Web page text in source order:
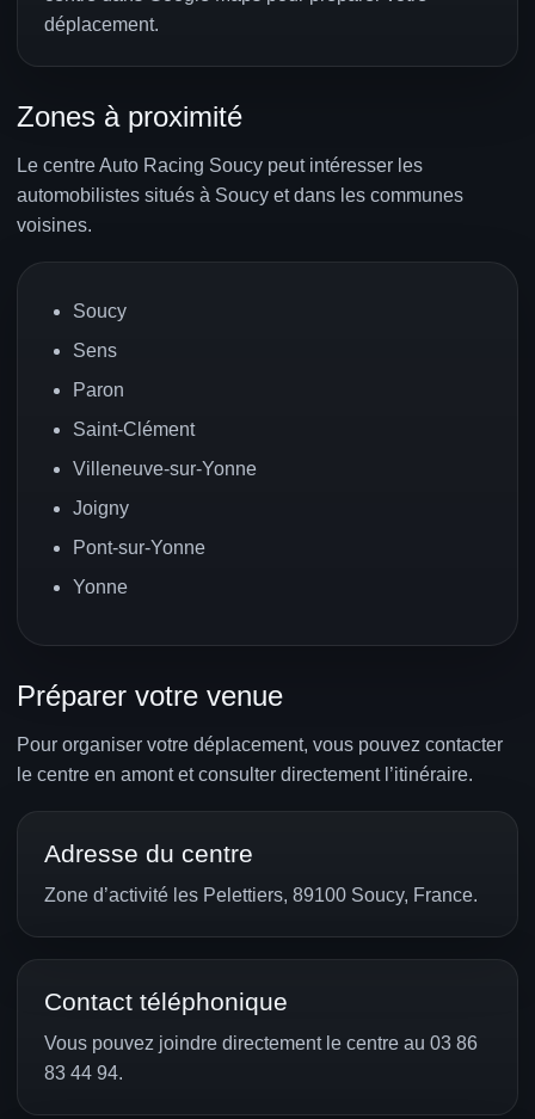
déplacement.
Zones à proximité
Le centre Auto Racing Soucy peut intéresser les
automobilistes situés à Soucy et dans les communes
voisines.
Soucy
Sens
Paron
Saint-Clément
Villeneuve-sur-Yonne
Joigny
Pont-sur-Yonne
Yonne
Préparer votre venue
Pour organiser votre déplacement, vous pouvez contacter
le centre en amont et consulter directement l’itinéraire.
Adresse du centre
Zone d’activité les Pelettiers, 89100 Soucy, France.
Contact téléphonique
Vous pouvez joindre directement le centre au 03 86
83 44 94.